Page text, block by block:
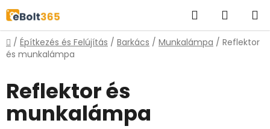
Ugrás
fő
tartalomhoz
KeresésKOSÁR
Kezdőlap
/ Építkezés és Felújítás / Barkács / Munkalámpa / Reflektor
és munkalámpa
Reflektor és
munkalámpa